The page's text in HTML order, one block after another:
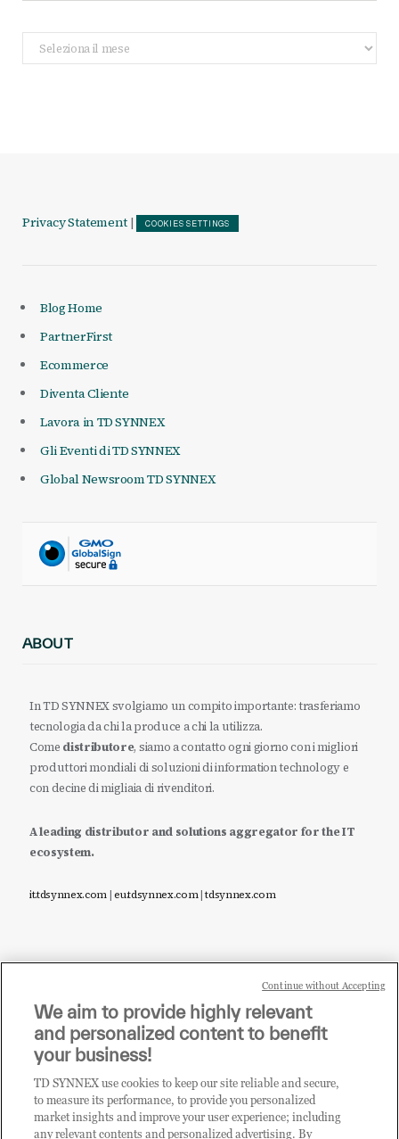
Archivio
Articoli
Privacy Statement | COOKIES SETTINGS
Blog Home
PartnerFirst
Ecommerce
Diventa Cliente
Lavora in TD SYNNEX
Gli Eventi di TD SYNNEX
Global Newsroom TD SYNNEX
ABOUT
In TD SYNNEX svolgiamo un compito importante: trasferiamo
tecnologia da chi la produce a chi la utilizza.
Come distributore, siamo a contatto ogni giorno con i migliori
produttori mondiali di soluzioni di information technology e
con decine di migliaia di rivenditori.
A leading distributor and solutions aggregator for the IT
ecosystem.
it.tdsynnex.com|eu.tdsynnex.com|tdsynnex.com
Sei un rivenditore di tecnologia e desideri acquistare
i prodotti o le soluzioni trattate sul blog?
CLICCA QUI E DIVENTA
CLIENTE TD SYNNEX
We aim to provide highly relevant
and personalized content to benefit
your business!
TD SYNNEX use cookies to keep our site reliable and secure,
to measure its performance, to provide you personalized
market insights and improve your user experience; including
any relevant contents and personalized advertising. By
Continue without Accepting